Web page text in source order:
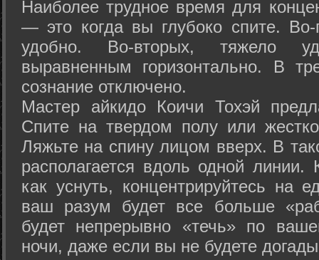
Наиболее трудное время для
— это когда вы глубоко спите.
удобно. Во-вторых, тяжело
выравненным горизонтально. В
сознание отключено.
Мастер айкидо Коичи Тохэй
Спите на твердом полу или
Ляжьте на спину лицом вверх. В
располагается вдоль одной
как уснуть, концентрируйтесь на
ваш разум будет все больше
будет непрерывно «течь» по
ночи, даже если вы не будете